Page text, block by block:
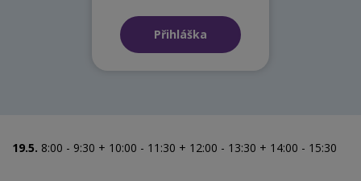
Přihláška
19.5. 8:00 - 9:30 + 10:00 - 11:30 + 12:00 - 13:30 + 14:00 - 15:30